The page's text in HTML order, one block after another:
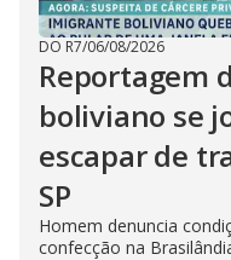
DO R7/06/08/2026
Reportagem
boliviano se
escapar de
SP
Homem denuncia
confecção na